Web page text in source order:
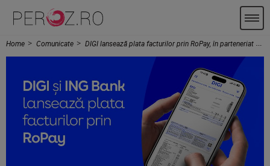
Home Comunicate DIGI lansează plata facturilor prin RoPay, în parteneriat cu ING Bank: gratuit, sigur, instant